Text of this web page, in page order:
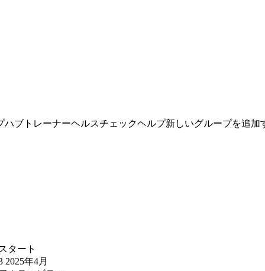
ハブ トレーナーヘルスチェックヘルプ新しいグループを追加
スタート
2025年4月